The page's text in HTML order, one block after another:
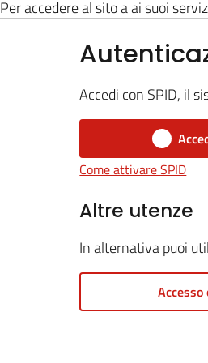
Per accedere al sito a ai suoi
Accedi con SPID, il
Come attivare SPID
Altre utenze
In alternativa puoi